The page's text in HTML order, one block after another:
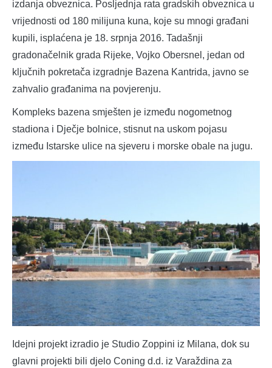
izdanja obveznica. Posljednja rata gradskih obveznica u
vrijednosti od 180 milijuna kuna, koje su mnogi građani
kupili, isplaćena je 18. srpnja 2016. Tadašnji
gradonačelnik grada Rijeke, Vojko Obersnel, jedan od
ključnih pokretača izgradnje Bazena Kantrida, javno se
zahvalio građanima na povjerenju.
Kompleks bazena smješten je između nogometnog
stadiona i Dječje bolnice, stisnut na uskom pojasu
između Istarske ulice na sjeveru i morske obale na jugu.
Idejni projekt izradio je Studio Zoppini iz Milana, dok su
glavni projekti bili djelo Coning d.d. iz Varaždina za